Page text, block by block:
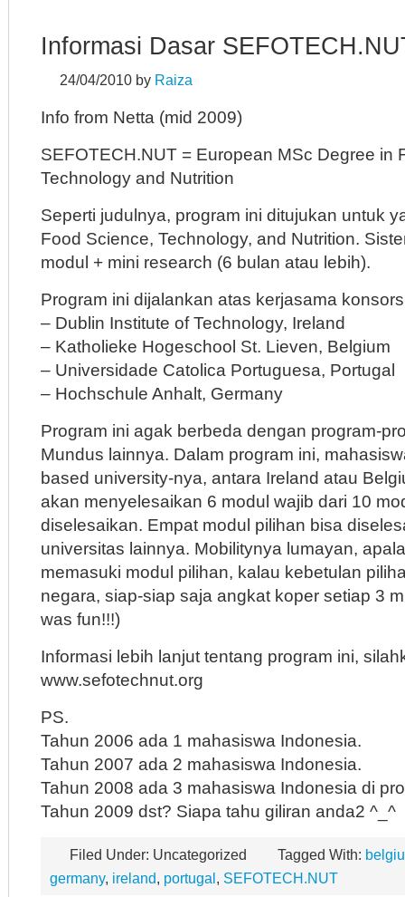
Informasi Dasar
24/04/2010 by Raiza
Info from Netta (mid 2009)
SEFOTECH.NUT = European MSc Degree in
Technology and Nutrition
Seperti judulnya, program ini ditujukan untuk
Food Science, Technology, and Nutrition.
modul + mini research (6 bulan atau lebih).
Program ini dijalankan atas kerjasama
– Dublin Institute of Technology, Ireland
– Katholieke Hogeschool St. Lieven, Belgium
– Universidade Catolica Portuguesa, Portugal
– Hochschule Anhalt, Germany
Program ini agak berbeda dengan program-
Mundus lainnya. Dalam program ini,
based university-nya, antara Ireland atau
akan menyelesaikan 6 modul wajib dari 10
diselesaikan. Empat modul pilihan bisa
universitas lainnya. Mobilitynya lumayan,
memasuki modul pilihan, kalau kebetulan
negara, siap-siap saja angkat koper setiap 3
was fun!!!)
Informasi lebih lanjut tentang program ini,
www.sefotechnut.org
PS.
Tahun 2006 ada 1 mahasiswa Indonesia.
Tahun 2007 ada 2 mahasiswa Indonesia.
Tahun 2008 ada 3 mahasiswa Indonesia di
Tahun 2009 dst? Siapa tahu giliran anda2 ^_^
Filed Under: Uncategorized Tagged With:
germany, ireland, portugal , SEFOTECH.NUT